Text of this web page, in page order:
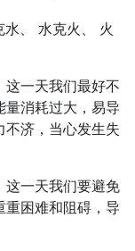
、 水克火、 火
这一天我们最好不
量消耗过大，易导
不济，当心发生失
这一天我们要避免
重困难和阻碍，导